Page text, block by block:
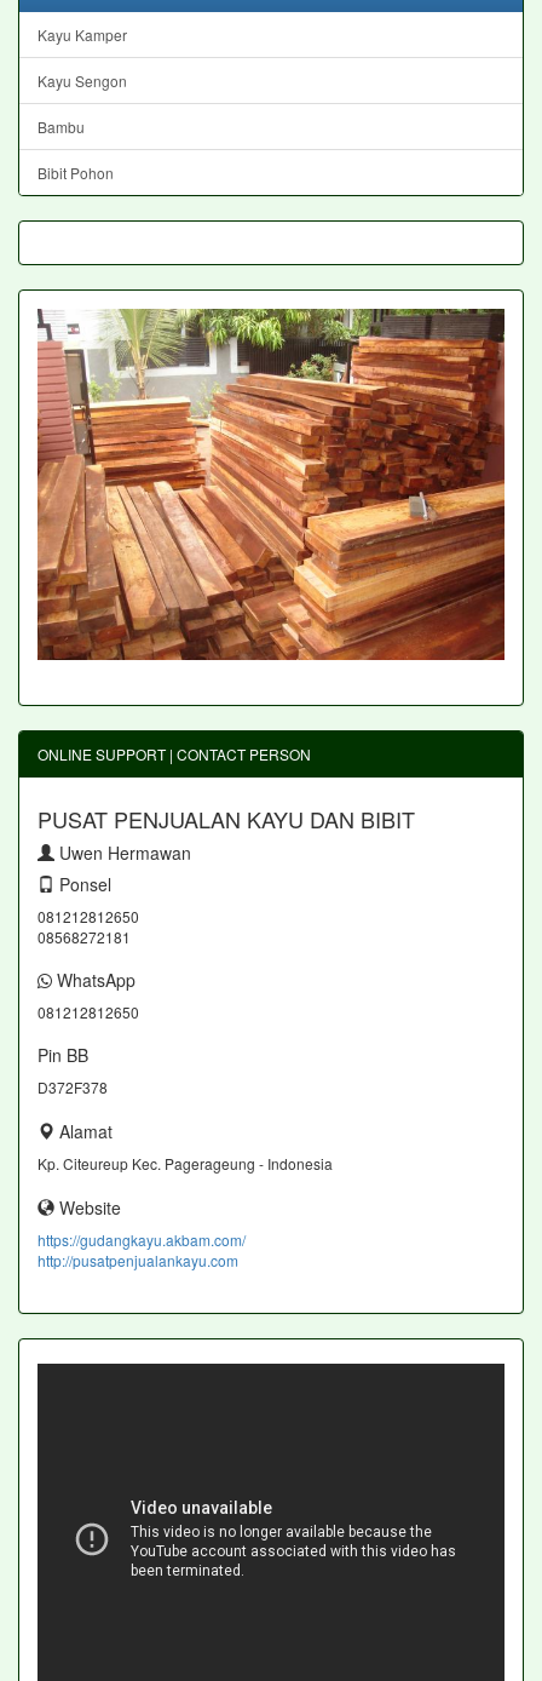
Kayu Kamper
Kayu Sengon
Bambu
Bibit Pohon
ONLINE SUPPORT | CONTACT PERSON
PUSAT PENJUALAN KAYU DAN BIBIT
Uwen Hermawan
Ponsel
081212812650
08568272181
WhatsApp
081212812650
Pin BB
D372F378
Alamat
Kp. Citeureup Kec. Pagerageung - Indonesia
Website
https://gudangkayu.akbam.com/
http://pusatpenjualankayu.com